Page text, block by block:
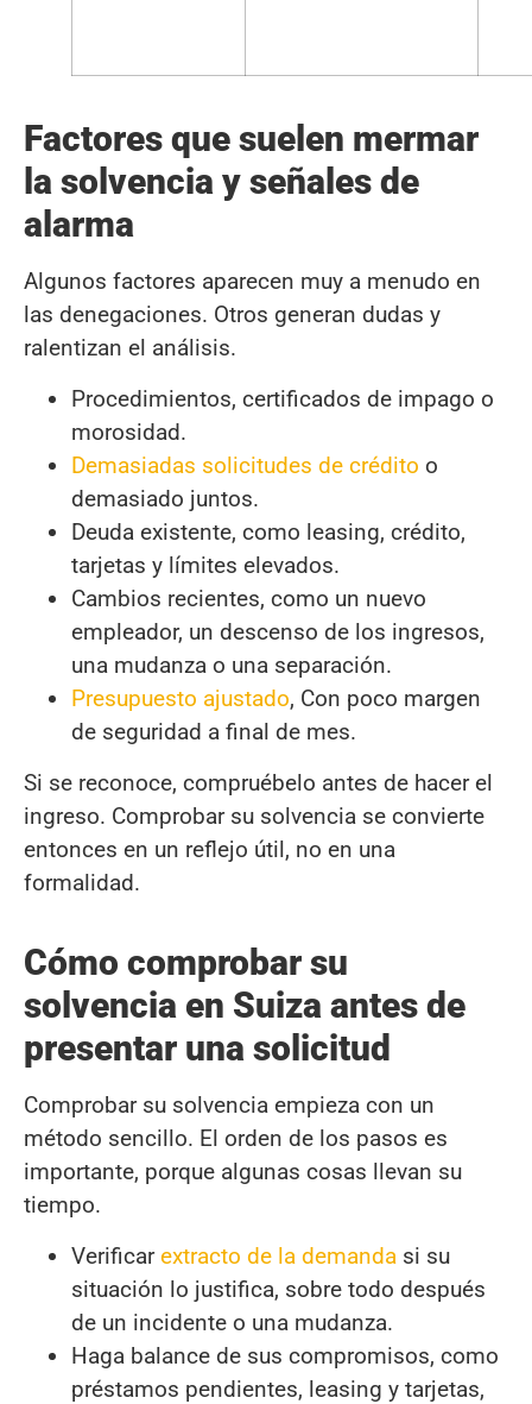
Factores que suelen mermar
la solvencia y señales de
alarma
Algunos factores aparecen muy a menudo en
las denegaciones. Otros generan dudas y
ralentizan el análisis.
Procedimientos, certificados de impago o
morosidad.
Demasiadas solicitudes de crédito o
demasiado juntos.
Deuda existente, como leasing, crédito,
tarjetas y límites elevados.
Cambios recientes, como un nuevo
empleador, un descenso de los ingresos,
una mudanza o una separación.
Presupuesto ajustado, Con poco margen
de seguridad a final de mes.
Si se reconoce, compruébelo antes de hacer el
ingreso. Comprobar su solvencia se convierte
entonces en un reflejo útil, no en una
formalidad.
Cómo comprobar su
solvencia en Suiza antes de
presentar una solicitud
Comprobar su solvencia empieza con un
método sencillo. El orden de los pasos es
importante, porque algunas cosas llevan su
tiempo.
Verificarextracto de la demanda si su
situación lo justifica, sobre todo después
de un incidente o una mudanza.
Haga balance de sus compromisos, como
préstamos pendientes, leasing y tarjetas,